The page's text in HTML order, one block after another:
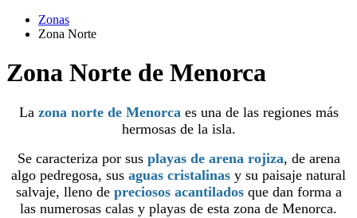
Zonas
Zona Norte
Zona Norte de Menorca
Lazona norte de Menorca es una de las regiones más
hermosas de la isla.
Se caracteriza por sus playas de arena rojiza, de arena
algo pedregosa, sus aguas cristalinas y su paisaje natural
salvaje, lleno de preciosos acantiladosque dan forma a
las numerosas calas y playas de esta zona de Menorca.